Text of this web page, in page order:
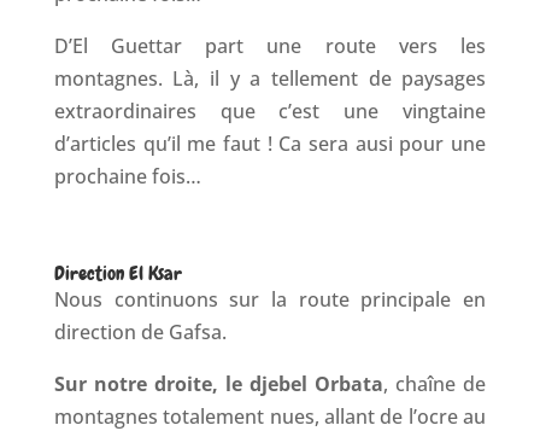
D’El Guettar part une route vers les
montagnes. Là, il y a tellement de paysages
extraordinaires que c’est une vingtaine
d’articles qu’il me faut ! Ca sera ausi pour une
prochaine fois…
Direction El Ksar
Nous continuons sur la route principale en
direction de Gafsa.
Sur notre droite, le djebel Orbata, chaîne de
montagnes totalement nues, allant de l’ocre au